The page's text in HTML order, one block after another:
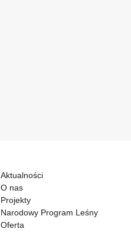
Aktualności
O nas
Projekty
Narodowy Program Leśny
Oferta